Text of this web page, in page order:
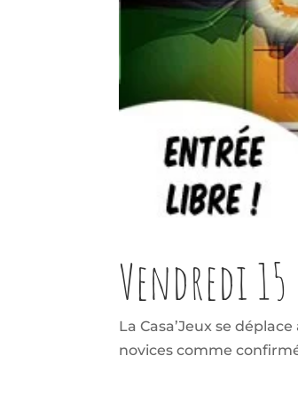
Vendredi
La Casa’Jeux se
novices comme